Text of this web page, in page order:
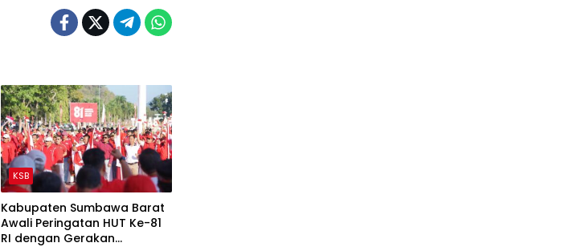
KSB
Kabupaten Sumbawa Barat
Awali Peringatan HUT Ke-81
RI dengan Gerakan